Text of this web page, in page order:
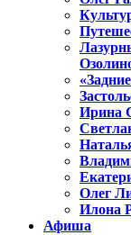
Ирина
Олег
Илона
Афиша